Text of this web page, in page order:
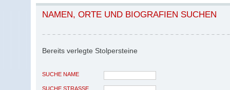
NAMEN, ORTE UND BIOGRAFIEN SUCHEN
Bereits verlegte Stolpersteine
SUCHE NAME
SUCHE STRASSE